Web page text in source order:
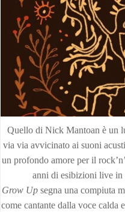
Quello di Nick Mantoan è un
via via avvicinato ai suoni
un profondo amore per il
anni di esibizioni live in
Grow Up segna una compiuta
come cantante dalla voce calda